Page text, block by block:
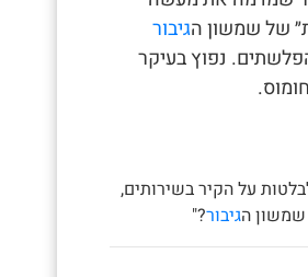
של שמשון הגיבור
נפוץ בעיקר
על הקיר בשירותים,
הגיבור?"